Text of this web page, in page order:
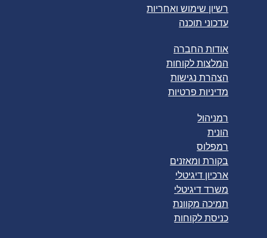
רשיון שימוש ואחריות
עדכוני תוכנה
אודות החברה
המלצות לקוחות
הצהרת נגישות
מדיניות פרטיות
רמניהול
הונית
רמפלוס
בקורת ומאזנים
ארכיון דיגיטלי
משרד דיגיטלי
תמיכה מקוונת
כניסת לקוחות